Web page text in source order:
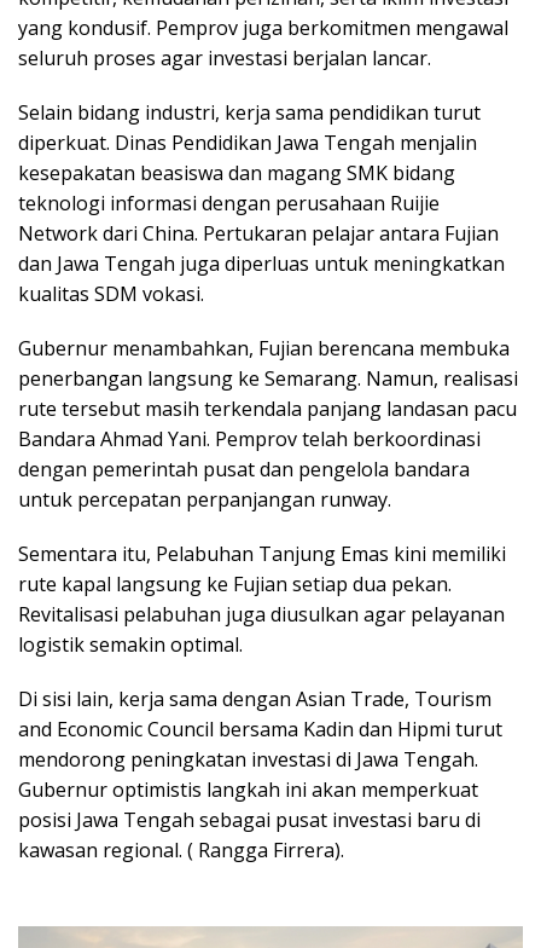
yang kondusif. Pemprov juga berkomitmen mengawal
seluruh proses agar investasi berjalan lancar.
Selain bidang industri, kerja sama pendidikan turut
diperkuat. Dinas Pendidikan Jawa Tengah menjalin
kesepakatan beasiswa dan magang SMK bidang
teknologi informasi dengan perusahaan Ruijie
Network dari China. Pertukaran pelajar antara Fujian
dan Jawa Tengah juga diperluas untuk meningkatkan
kualitas SDM vokasi.
Gubernur menambahkan, Fujian berencana membuka
penerbangan langsung ke Semarang. Namun, realisasi
rute tersebut masih terkendala panjang landasan pacu
Bandara Ahmad Yani. Pemprov telah berkoordinasi
dengan pemerintah pusat dan pengelola bandara
untuk percepatan perpanjangan runway.
Sementara itu, Pelabuhan Tanjung Emas kini memiliki
rute kapal langsung ke Fujian setiap dua pekan.
Revitalisasi pelabuhan juga diusulkan agar pelayanan
logistik semakin optimal.
Di sisi lain, kerja sama dengan Asian Trade, Tourism
and Economic Council bersama Kadin dan Hipmi turut
mendorong peningkatan investasi di Jawa Tengah.
Gubernur optimistis langkah ini akan memperkuat
posisi Jawa Tengah sebagai pusat investasi baru di
kawasan regional. ( Rangga Firrera).